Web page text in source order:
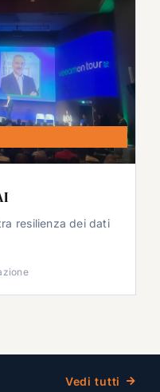
resilienza dei dati
Vedi tutti